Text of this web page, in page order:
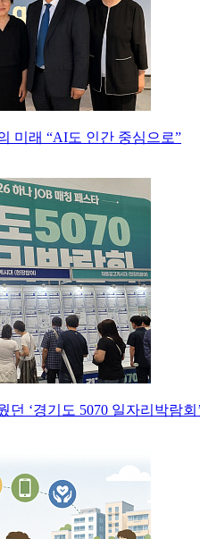
미래 “AI도 인간 중심으로”
던 ‘경기도 5070 일자리박람회